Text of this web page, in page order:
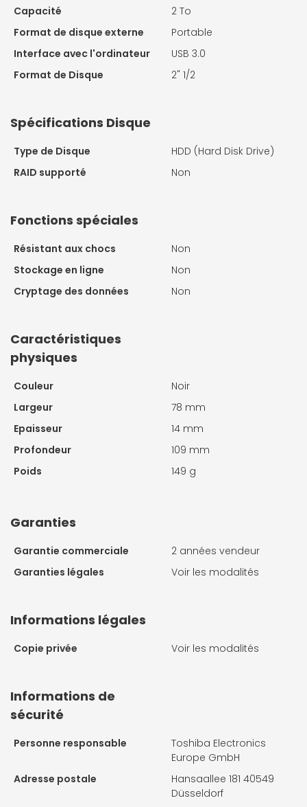
Capacité
2 To
Format de disque externe
Portable
Interface avec l'ordinateur
USB 3.0
Format de Disque
2" 1/2
Spécifications Disque
Type de Disque
HDD (Hard Disk Drive)
RAID supporté
Non
Fonctions spéciales
Résistant aux chocs
Non
Stockage en ligne
Non
Cryptage des données
Non
Caractéristiques
physiques
Couleur
Noir
Largeur
78 mm
Epaisseur
14 mm
Profondeur
109 mm
Poids
149 g
Garanties
Garantie commerciale
2 années vendeur
Garanties légales
Voir les modalités
Informations légales
Copie privée Voir les modalités
Informations de
sécurité
Personne responsable
Toshiba Electronics
Europe GmbH
Adresse postale
Hansaallee 181 40549
Düsseldorf